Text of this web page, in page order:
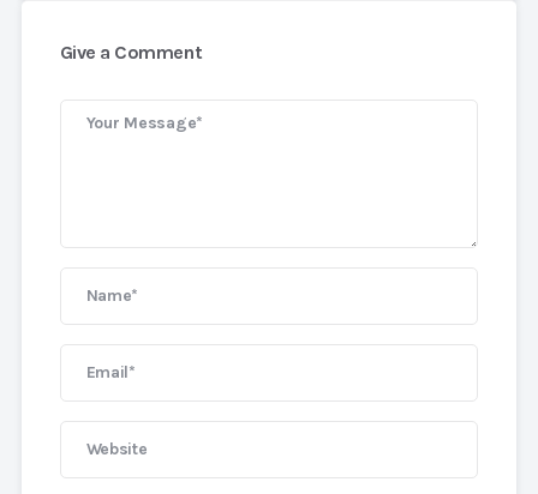
Give a Comment